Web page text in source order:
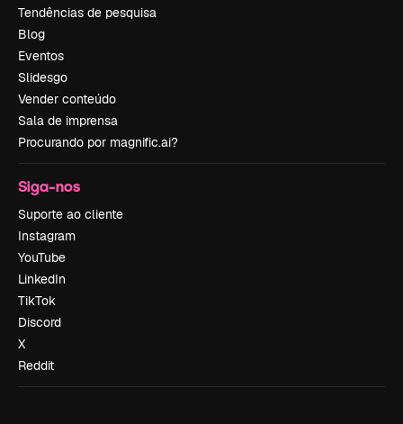
Tendências de pesquisa
Blog
Eventos
Slidesgo
Vender conteúdo
Sala de imprensa
Procurando por magnific.ai?
Siga-nos
Suporte ao cliente
Instagram
YouTube
LinkedIn
TikTok
Discord
X
Reddit